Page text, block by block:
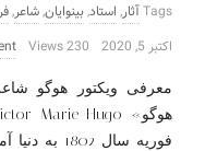
Tagsآثار, استاد,بینوایان,شاعر,
اکتبر 5, 2020
230 Views
معرفی ویکتور هوگو
فوریه سال